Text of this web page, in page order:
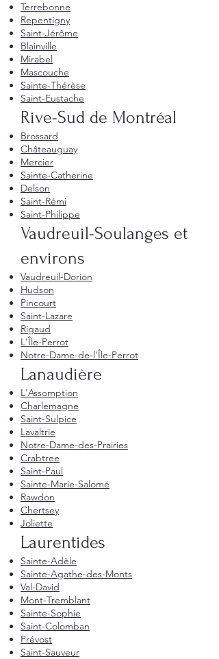
Terrebonne
Repentigny
Saint-Jérôme
Blainville
Mirabel
Mascouche
Sainte-Thérèse
Saint-Eustache
Rive-Sud de Montréal
Brossard
Châteauguay
Mercier
Sainte-Catherine
Delson
Saint-Rémi
Saint-Philippe
Vaudreuil-Soulanges et
environs
Vaudreuil-Dorion
Hudson
Pincourt
Saint-Lazare
Rigaud
L'Île-Perrot
Notre-Dame-de-l'Île-Perrot
Lanaudière
L'Assomption
Charlemagne
Saint-Sulpice
Lavaltrie
Notre-Dame-des-Prairies
Crabtree
Saint-Paul
Sainte-Marie-Salomé
Rawdon
Chertsey
Joliette
Laurentides
Sainte-Adèle
Sainte-Agathe-des-Monts
Val-David
Mont-Tremblant
Sainte-Sophie
Saint-Colomban
Prévost
Saint-Sauveur